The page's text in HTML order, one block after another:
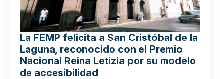
La FEMP felicita a San Cristóbal de la
Laguna, reconocido con el Premio
Nacional Reina Letizia por su modelo
de accesibilidad